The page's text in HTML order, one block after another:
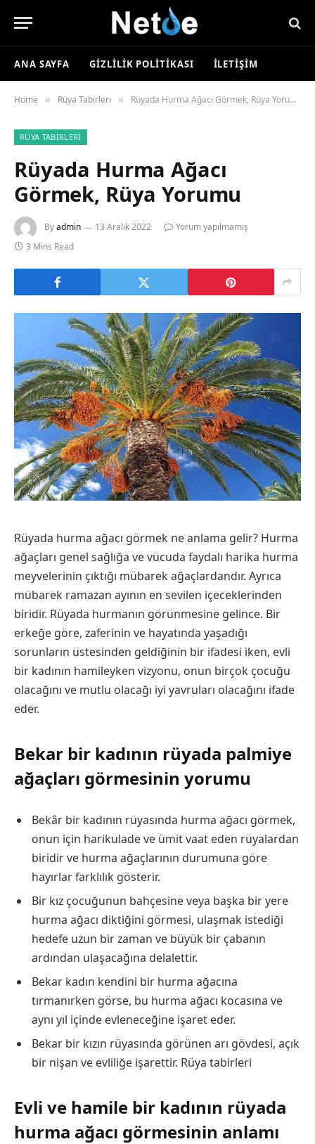
ANA SAYFA GIZLILIK POLITIKASI İLETIŞIM
Home » Rüya Tabirleri » Rüyada Hurma Ağacı Görmek, Rüya Yorumu
RÜYA TABIRLERI
Rüyada Hurma Ağacı
Görmek, Rüya Yorumu
Byadmin 13 Aralık 2022
Yorum yapılmamış
3 Mins Read
Rüyada hurma ağacı görmek ne anlama gelir? Hurma
ağaçları genel sağlığa ve vücuda faydalı harika hurma
meyvelerinin çıktığı mübarek ağaçlardandır. Ayrıca
mübarek ramazan ayının en sevilen içeceklerinden
biridir. Rüyada hurmanın görünmesine gelince. Bir
erkeğe göre, zaferinin ve hayatında yaşadığı
sorunların üstesinden geldiğinin bir ifadesi iken, evli
bir kadının hamileyken vizyonu, onun birçok çocuğu
olacağını ve mutlu olacağı iyi yavruları olacağını ifade
eder.
Bekar bir kadının rüyada palmiye
ağaçları görmesinin yorumu
Bekâr bir kadının rüyasında hurma ağacı görmek,
onun için harikulade ve ümit vaat eden rüyalardan
biridir ve hurma ağaçlarının durumuna göre
hayırlar farklılık gösterir.
Bir kız çocuğunun bahçesine veya başka bir yere
hurma ağacı diktiğini görmesi, ulaşmak istediği
hedefe uzun bir zaman ve büyük bir çabanın
ardından ulaşacağına delalettir.
Bekar kadın kendini bir hurma ağacına
tırmanırken görse, bu hurma ağacı kocasına ve
aynı yıl içinde evleneceğine işaret eder.
Bekar bir kızın rüyasında görünen arı gövdesi, açık
bir nişan ve evliliğe işarettir. Rüya tabirleri
Evli ve hamile bir kadının rüyada
hurma ağacı görmesinin anlamı